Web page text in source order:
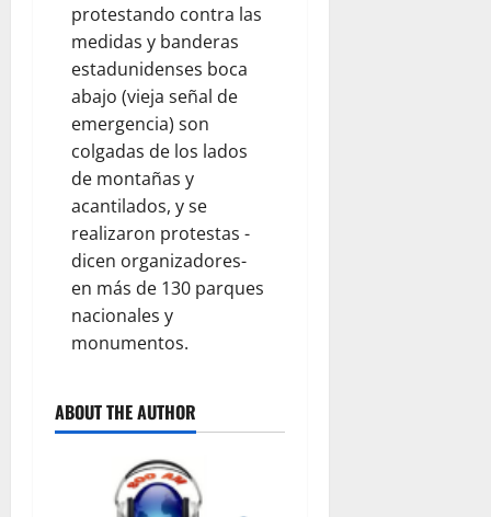
protestando contra las
medidas y banderas
estadunidenses boca
abajo (vieja señal de
emergencia) son
colgadas de los lados
de montañas y
acantilados, y se
realizaron protestas -
dicen organizadores-
en más de 130 parques
nacionales y
monumentos.
ABOUT THE AUTHOR